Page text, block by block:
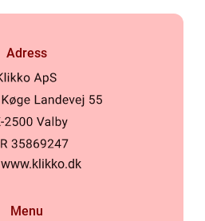
Adress
www.klikko.dk
Menu